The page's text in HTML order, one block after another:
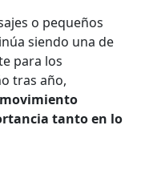
o pequeños
siendo una de
para los
tras año,
tanto en lo